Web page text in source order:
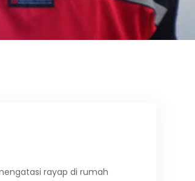
rayap di rumah